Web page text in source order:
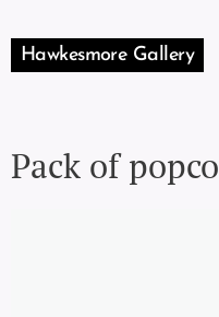
Hawkesmore Gallery
Pack of